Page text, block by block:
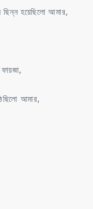
ছিন্ন হয়েছিলো আমার,
আমার,